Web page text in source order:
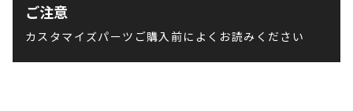
ご注意
カスタマイズパーツご購入前によくお読みください